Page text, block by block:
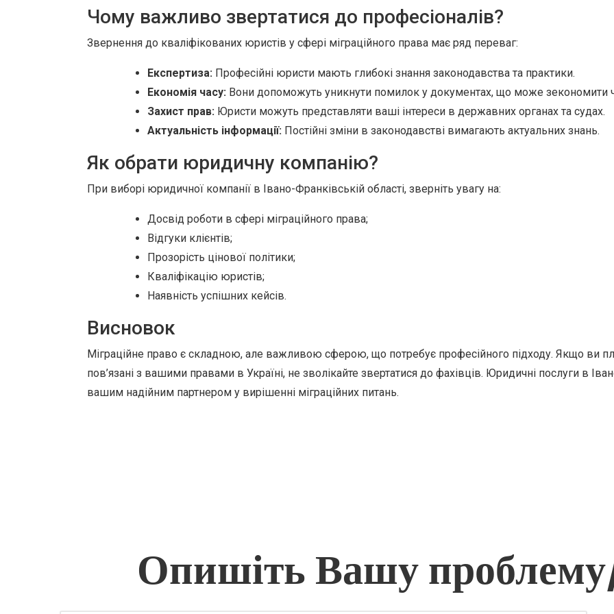
Чому важливо звертатися до професіоналів?
Звернення до кваліфікованих юристів у сфері міграційного права має ряд переваг:
Експертиза: Професійні юристи мають глибокі знання законодавства та практики.
Економія часу: Вони допоможуть уникнути помилок у документах, що може зекономити
Захист прав: Юристи можуть представляти ваші інтереси в державних органах та судах.
Актуальність інформації: Постійні зміни в законодавстві вимагають актуальних знань.
Як обрати юридичну компанію?
При виборі юридичної компанії в Івано-Франківській області, зверніть увагу на:
Досвід роботи в сфері міграційного права;
Відгуки клієнтів;
Прозорість цінової політики;
Кваліфікацію юристів;
Наявність успішних кейсів.
Висновок
Міграційне право є складною, але важливою сферою, що потребує професійного підходу. Якщо ви
пов’язані з вашими правами в Україні, не зволікайте звертатися до фахівців. Юридичні послуги в
вашим надійним партнером у вирішенні міграційних питань.
Опишіть Вашу